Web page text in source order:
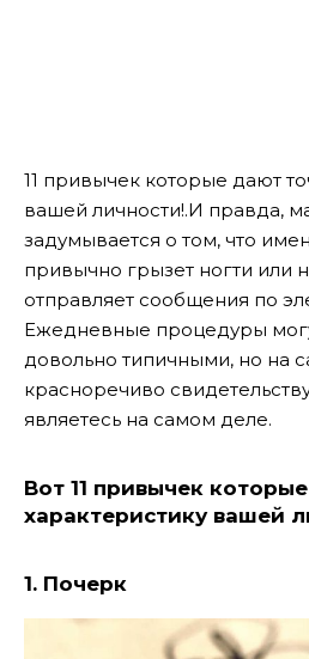
11 привычек которые дают
вашей личности!.И правда,
задумывается о том, что
привычно грызет ногти или
отправляет сообщения по
Ежедневные процедуры
довольно типичными, но на
красноречиво
являетесь на самом деле.
Вот 11 привычек
характеристику вашей
1. Почерк